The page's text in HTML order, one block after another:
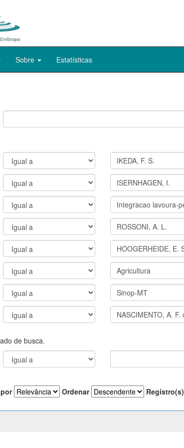
Sobre Estatísticas
de busca.
Ordenar Registro(s)